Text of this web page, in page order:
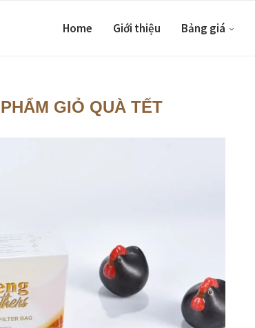
Home Giới thiệu Bảng giá
GIỎ QUÀ TẾT